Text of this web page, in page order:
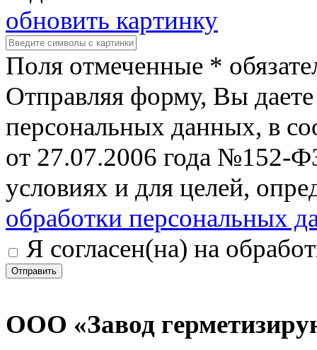
обновить картинку
Поля отмеченные *
Отправляя форму, Вы даете
персональных данных, в
от 27.07.2006 года №152-
условиях и для целей,
обработки персональных
Я согласен(на) на
Отправить
ООО «Завод